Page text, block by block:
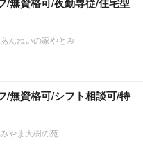
んねいの家やとみ
/無資格可/シフト相談可/特
やま大樹の苑